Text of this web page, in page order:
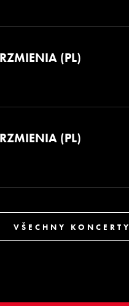
(PL)
(PL)
VŠECHNY KONCERTY